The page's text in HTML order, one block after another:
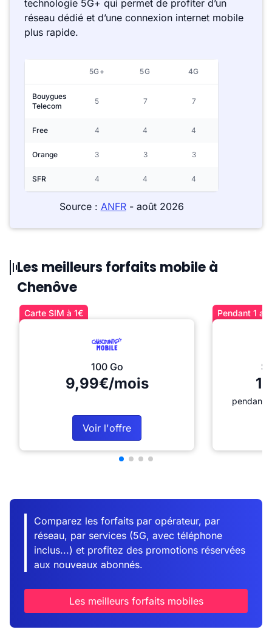
technologie 5G+ qui permet de profiter d’un
réseau dédié et d’une connexion internet mobile
plus rapide.
5G+ 5G 4G
Bouygues
Telecom
5 7 7
Free 4 4 4
Orange 3 3 3
SFR 4 4 4
Source : ANFR- août 2026
Les meilleurs forfaits mobile à
Chenôve
Carte SIM à 1€
100 Go
9,99€/mois
Voir l'offre
Pendant 1
pendant
Comparez les forfaits par opérateur, par
réseau, par services (5G, avec téléphone
inclus...) et profitez des promotions réservées
aux nouveaux abonnés.
Les meilleurs forfaits mobiles